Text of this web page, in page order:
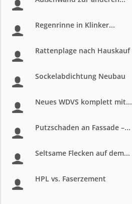
Regenrinne in Klinker...
Rattenplage nach Hauskauf
Sockelabdichtung Neubau
Neues WDVS komplett mit...
Putzschaden an Fassade –...
Seltsame Flecken auf dem...
HPL vs. Faserzement